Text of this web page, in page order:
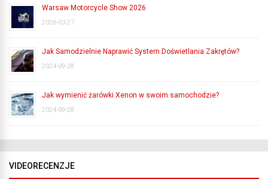
Warsaw Motorcycle Show 2026
2026-03-27
Jak Samodzielnie Naprawić System Doświetlania Zakrętów?
2024-09-28
Jak wymienić żarówki Xenon w swoim samochodzie?
2024-09-28
VIDEORECENZJE